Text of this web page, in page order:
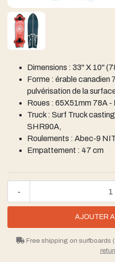
Dimensions : 33" X 10"
Forme : érable canadien
pulvérisation de la
Roues : 65X51mm 78A -
Truck : Surf Truck
SHR90A,
Roulements : Abec-9
Empattement : 47 cm
-
Free shipping on surfboards